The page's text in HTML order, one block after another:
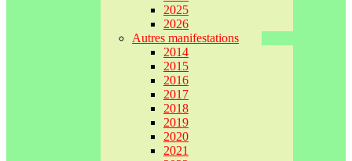
2025
2026
Autres manifestations
2014
2015
2016
2017
2018
2019
2020
2021